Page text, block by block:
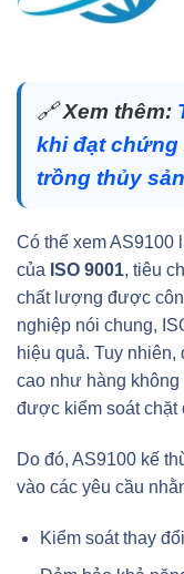
🔗Xem thêm:
khi đạt chứng
trồng thủy sản
Có thể xem AS9100
của ISO 9001, tiêu
chất lượng được
nghiệp nói chung,
hiệu quả. Tuy
cao như hàng
được kiểm soát chặt
Do đó, AS9100 kế
vào các yêu cầu
Kiểm soát thay